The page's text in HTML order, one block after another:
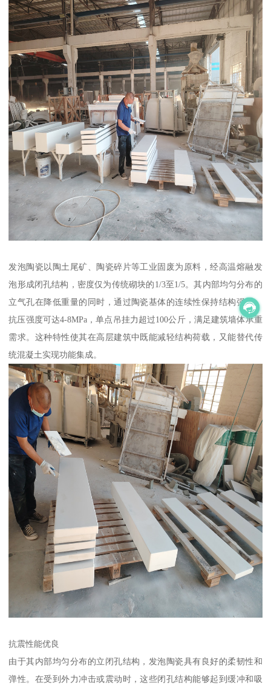
发泡陶瓷以陶土尾矿、陶瓷碎片等工业固废为原料，经高温熔融发
泡形成闭孔结构，密度仅为传统砌块的1/3至1/5。其内部均匀分布的
立气孔在降低重量的同时，通过陶瓷基体的连续性保持结构强度，
抗压强度可达4-8MPa，单点吊挂力超过100公斤，满足建筑墙体承重
需求。这种特性使其在高层建筑中既能减轻结构荷载，又能替代传
统混凝土实现功能集成。
抗震性能优良
由于其内部均匀分布的立闭孔结构，发泡陶瓷具有良好的柔韧性和
弹性。在受到外力冲击或震动时，这些闭孔结构能够起到缓冲和吸